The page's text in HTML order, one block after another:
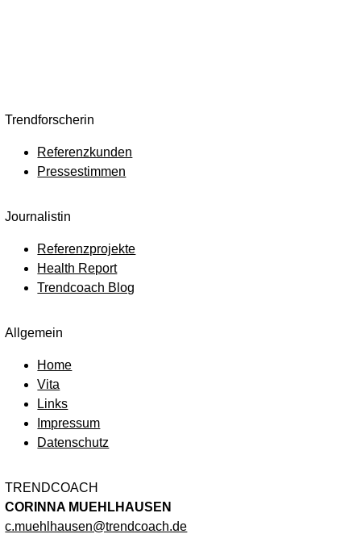
Trendforscherin
Referenzkunden
Pressestimmen
Journalistin
Referenzprojekte
Health Report
Trendcoach Blog
Allgemein
Home
Vita
Links
Impressum
Datenschutz
TRENDCOACH
CORINNA MUEHLHAUSEN
c.muehlhausen@trendcoach.de